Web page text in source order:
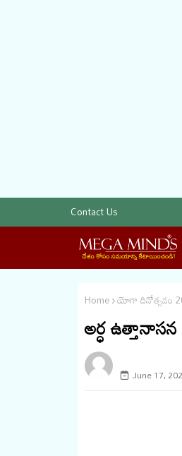
Contact Us
Home యోగా దినోత్సవం
అర్ధ
June 17,